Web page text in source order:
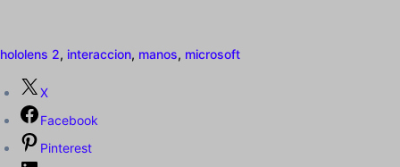
hololens 2, interaccion, manos, microsoft
X
Facebook
Pinterest